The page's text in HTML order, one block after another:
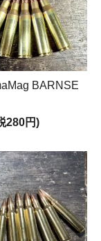
BARNSE
280円)